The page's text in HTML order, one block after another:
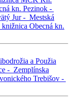
kn. Pezinok -
Jur - Mestská
knižnica Obecná kn.
a Použia
- Zemplínska
Trebišov -